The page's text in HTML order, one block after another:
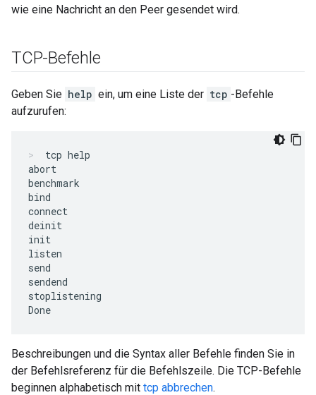
wie eine Nachricht an den Peer gesendet wird.
TCP-Befehle
Geben Sie help ein, um eine Liste der tcp -Befehle
aufzurufen:
tcp help
abort
benchmark
bind
connect
deinit
init
listen
send
sendend
stoplistening
Beschreibungen und die Syntax aller Befehle finden Sie in
der Befehlsreferenz für die Befehlszeile. Die TCP-Befehle
beginnen alphabetisch mit tcp abbrechen.